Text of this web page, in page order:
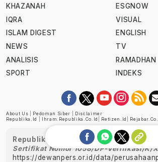
KHAZANAH
IQRA
ISLAM DIGEST
NEWS
ANALISIS
SPORT
ESGNOW
VISUAL
ENGLISH
TV
RAMADHAN
INDEKS
About Us Pedoman Siber
Disclaimer
Republika.id
Ihram.republika.co.id Retizen.id
Republika telah diverifikasi oleh
Sertifikat Nomor 1058/DP-Verifikasi/K/
https://dewanpers.or.id/data/